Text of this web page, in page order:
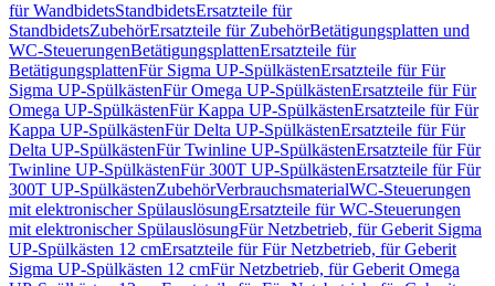
für WandbidetsStandbidetsErsatzteile für
StandbidetsZubehörErsatzteile für ZubehörBetätigungsplatten und
WC-SteuerungenBetätigungsplattenErsatzteile für
BetätigungsplattenFür Sigma UP-SpülkästenErsatzteile für Für
Sigma UP-SpülkästenFür Omega UP-SpülkästenErsatzteile für Für
Omega UP-SpülkästenFür Kappa UP-SpülkästenErsatzteile für Für
Kappa UP-SpülkästenFür Delta UP-SpülkästenErsatzteile für Für
Delta UP-SpülkästenFür Twinline UP-SpülkästenErsatzteile für Für
Twinline UP-SpülkästenFür 300T UP-SpülkästenErsatzteile für Für
300T UP-SpülkästenZubehörVerbrauchsmaterialWC-Steuerungen
mit elektronischer SpülauslösungErsatzteile für WC-Steuerungen
mit elektronischer SpülauslösungFür Netzbetrieb, für Geberit Sigma
UP-Spülkästen 12 cmErsatzteile für Für Netzbetrieb, für Geberit
Sigma UP-Spülkästen 12 cmFür Netzbetrieb, für Geberit Omega